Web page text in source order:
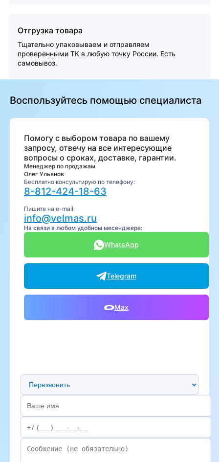
Отгрузка товара
Тщательно упаковываем и отправляем
проверенными ТК в любую точку России. Есть
самовывоз.
Воспользуйтесь помощью специалиста
Помогу с выбором товара по вашему
запросу, отвечу на все интересующие
вопросы о сроках, доставке, гарантии.
Менеджер по продажам
Олег Ульянов
Бесплатно консультирую по телефону:
8-812-424-18-63
Пишите на e-mail:
info@velmas.ru
На связи в любом удобном месенджере:
WhatsApp
Telegram
Max
Предпочтительный способ связи